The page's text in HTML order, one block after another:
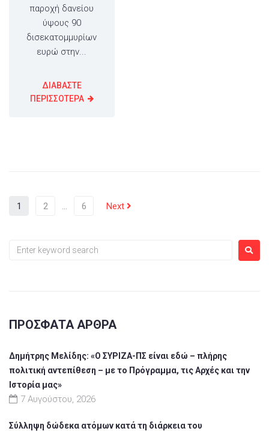
παροχή δανείου
ύψους 90
δισεκατομμυρίων
ευρώ στην...
ΔΙΑΒΑΣΤΕ
ΠΕΡΙΣΣΟΤΕΡΑ
1 2 … 6 Next
ΠΡΌΣΦΑΤΑ ΆΡΘΡΑ
Δημήτρης Μελίδης: «Ο ΣΥΡΙΖΑ-ΠΣ είναι εδώ – πλήρης
πολιτική αντεπίθεση – με το Πρόγραμμα, τις Αρχές και την
Ιστορία μας»
7 Αυγούστου, 2026
Σύλληψη δώδεκα ατόμων κατά τη διάρκεια του